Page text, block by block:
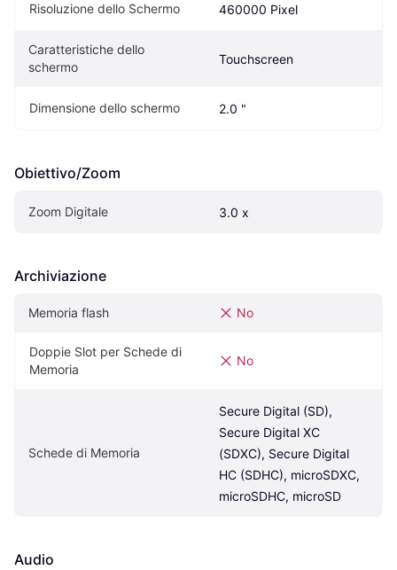
Risoluzione dello Schermo 460000 Pixel
Caratteristiche dello
schermo
Touchscreen
Dimensione dello schermo 2.0 "
Obiettivo/Zoom
Zoom Digitale 3.0 x
Archiviazione
Memoria flash No
Doppie Slot per Schede di
Memoria
No
Schede di Memoria
Secure Digital (SD),
Secure Digital XC
(SDXC), Secure Digital
HC (SDHC), microSDXC,
microSDHC, microSD
Audio